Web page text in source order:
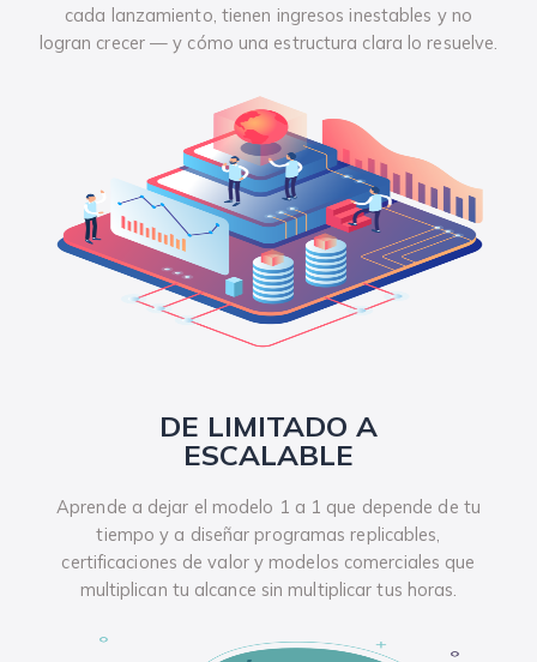
cada lanzamiento, tienen ingresos inestables y no
logran crecer — y cómo una estructura clara lo resuelve.
DE LIMITADO A
ESCALABLE
Aprende a dejar el modelo 1 a 1 que depende de tu
tiempo y a diseñar programas replicables,
certificaciones de valor y modelos comerciales que
multiplican tu alcance sin multiplicar tus horas.